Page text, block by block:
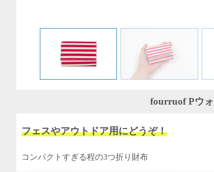
fourruof Pウ
フェスやアウトドア用にどうぞ！
コンパクトすぎる程の3つ折り財布